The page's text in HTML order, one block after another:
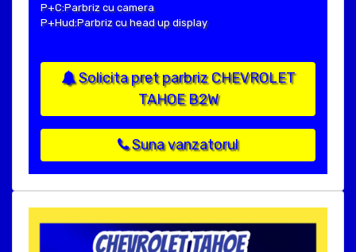
P+C:Parbriz cu camera
P+Hud:Parbriz cu head up display
Solicita pret parbriz CHEVROLET
TAHOE B2W
Suna vanzatorul